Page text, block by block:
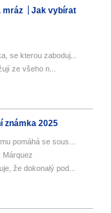
mráz
Jak vybírat
se kterou zaboduj...
ze všeho n...
známka 2025
pomáhá se sous...
Márquez
že dokonalý pod...